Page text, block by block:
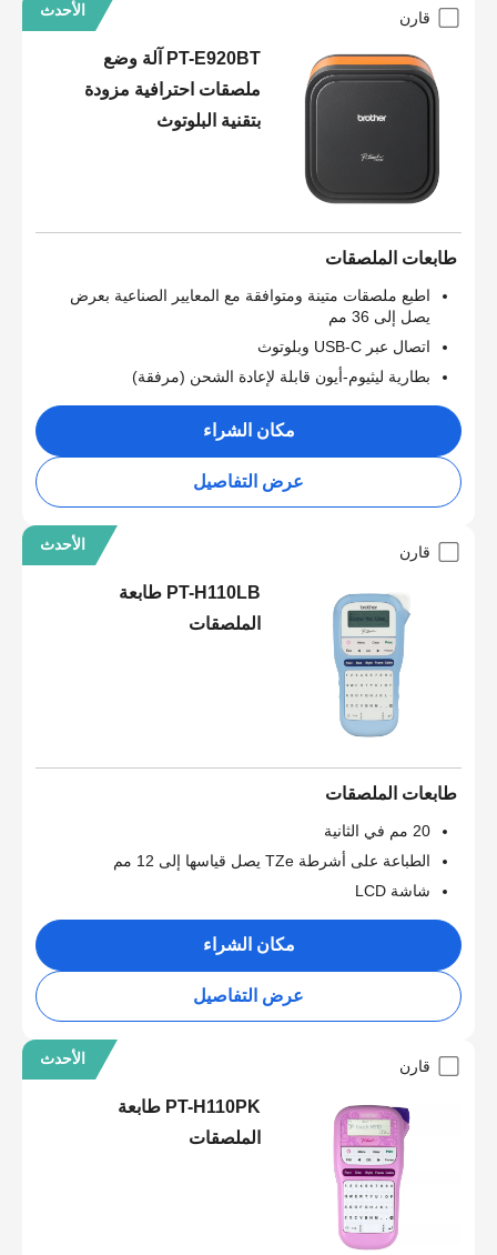
الأحدث قارن
PT-E920BT آلة وضع
ملصقات احترافية مزودة
بتقنية البلوتوث
طابعات الملصقات
اطبع ملصقات متينة ومتوافقة مع المعايير الصناعية بعرض
يصل إلى 36 مم
اتصال عبر USB-C وبلوتوث
بطارية ليثيوم-أيون قابلة لإعادة الشحن (مرفقة)
مكان الشراء
عرض التفاصيل
الأحدث قارن
PT-H110LB طابعة
الملصقات
طابعات الملصقات
20 مم في الثانية
الطباعة على أشرطة TZe يصل قياسها إلى 12 مم
شاشة LCD
مكان الشراء
عرض التفاصيل
الأحدث قارن
PT-H110PK طابعة
الملصقات